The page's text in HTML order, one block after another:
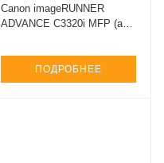
Canon imageRUNNER
ADVANCE C3320i MFP (арт.
ПОДРОБНЕЕ